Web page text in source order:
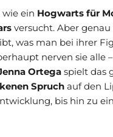
wie ein Hogwarts für
versucht. Aber
was man bei ihrer
nerven sie alle
Ortega spielt das
Spruch auf den
bis hin zu